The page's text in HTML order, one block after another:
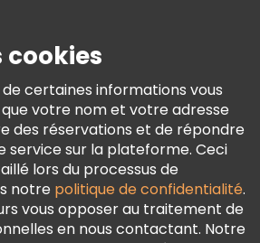
Et Mentions Légales
De Cookies
cookies
de certaines informations vous
votre nom et votre adresse
des réservations et de répondre
service sur la plateforme. Ceci
lors du processus de
notre politique de confidentialité.
vous opposer au traitement de
en nous contactant. Notre